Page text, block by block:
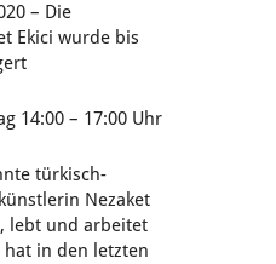
– Die
Ekici wurde bis
14:00 – 17:00 Uhr
türkisch-
Nezaket
lebt und arbeitet
in den letzten